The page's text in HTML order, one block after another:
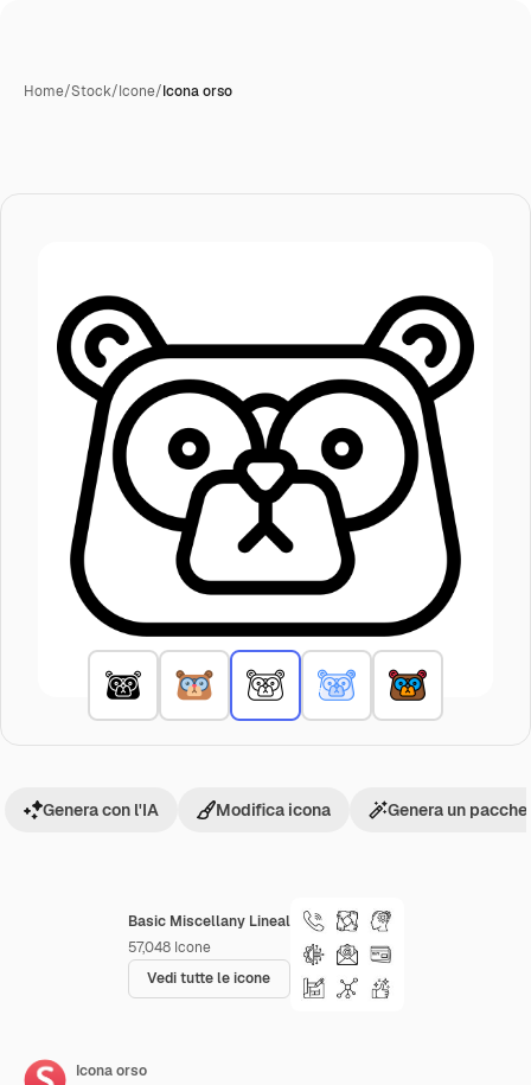
Home/Stock/Icone/Icona orso
Basic Miscellany Lineal
57,048 Icone
Vedi tutte le icone
Genera con l'IA Modifica icona Genera un
Icona orso